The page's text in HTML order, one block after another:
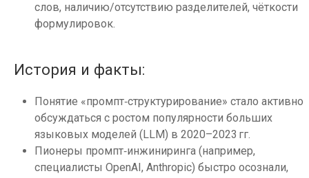
слов, наличию/отсутствию разделителей, чёткости
формулировок.
История и факты:
Понятие «промпт‑структурирование» стало активно
обсуждаться с ростом популярности больших
языковых моделей (LLM) в 2020–2023 гг.
Пионеры промпт‑инжиниринга (например,
специалисты OpenAI, Anthropic) быстро осознали,